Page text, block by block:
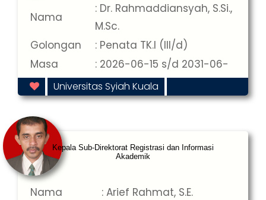
Nama
: Dr. Rahmaddiansyah, S.Si.,
M.Sc.
Golongan
: Penata TK.I (III/d)
Masa
Jabatan
: 2026-06-15 s/d 2031-06-
15
Universitas Syiah Kuala
Kepala Sub-Direktorat Registrasi dan Informasi
Akademik
Nama
: Arief Rahmat, S.E.